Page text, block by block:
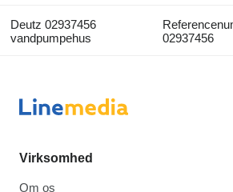
Deutz 02937456
vandpumpehus
02937456
Virksomhed
Om os